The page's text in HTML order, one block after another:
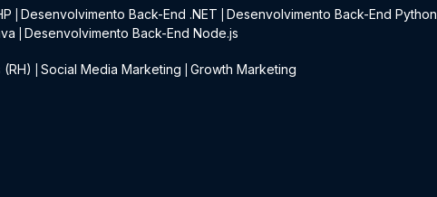
Desenvolvimento Back-End .NET Desenvolvimento Back-End Python
Desenvolvimento Back-End Node.js
Social Media Marketing Growth Marketing